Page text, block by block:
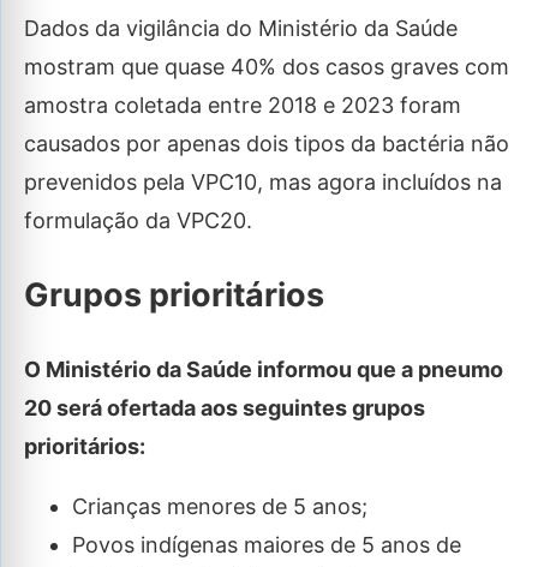
Dados da vigilância do Ministério da Saúde
mostram que quase 40% dos casos graves com
amostra coletada entre 2018 e 2023 foram
causados por apenas dois tipos da bactéria não
prevenidos pela VPC10, mas agora incluídos na
formulação da VPC20.
Grupos prioritários
O Ministério da Saúde informou que a pneumo
20 será ofertada aos seguintes grupos
prioritários:
Crianças menores de 5 anos;
Povos indígenas maiores de 5 anos de